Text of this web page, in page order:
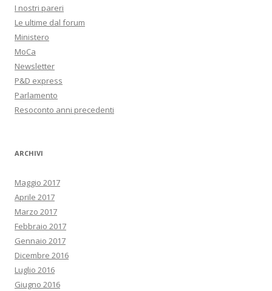
I nostri pareri
Le ultime dal forum
Ministero
MoCa
Newsletter
P&D express
Parlamento
Resoconto anni precedenti
ARCHIVI
Maggio 2017
Aprile 2017
Marzo 2017
Febbraio 2017
Gennaio 2017
Dicembre 2016
Luglio 2016
Giugno 2016